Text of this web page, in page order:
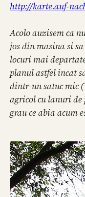
http://karte.auf-
Acolo auzisem ca
jos din masina si
locuri mai
planul astfel incat
dintr-un satuc mic
agricol cu lanuri de
grau ce abia acum